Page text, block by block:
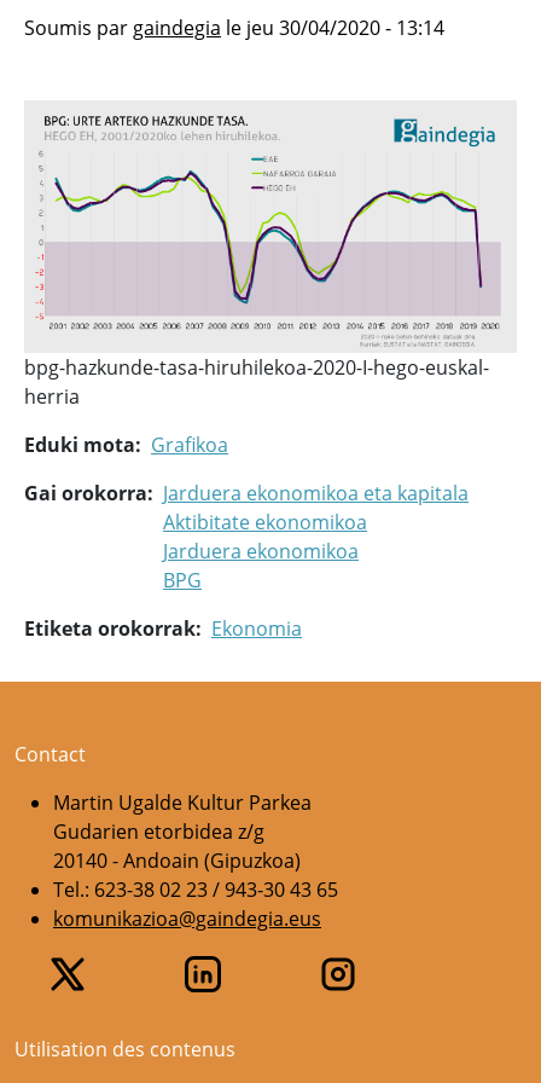
Soumis par gaindegia le jeu 30/04/2020 - 13:14
bpg-hazkunde-tasa-hiruhilekoa-2020-I-hego-euskal-
herria
Eduki mota
Grafikoa
Gai orokorra
Jarduera ekonomikoa eta kapitala
Aktibitate ekonomikoa
Jarduera ekonomikoa
BPG
Etiketa orokorrak
Ekonomia
Contact
Martin Ugalde Kultur Parkea
Gudarien etorbidea z/g
20140 - Andoain (Gipuzkoa)
Tel.: 623-38 02 23 / 943-30 43 65
komunikazioa@gaindegia.eus
Utilisation des contenus